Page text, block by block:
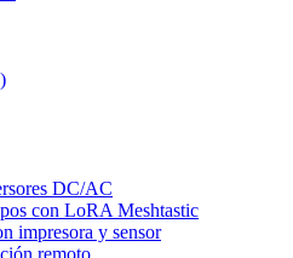
DC/AC
con LoRA Meshtastic
impresora y sensor
remoto